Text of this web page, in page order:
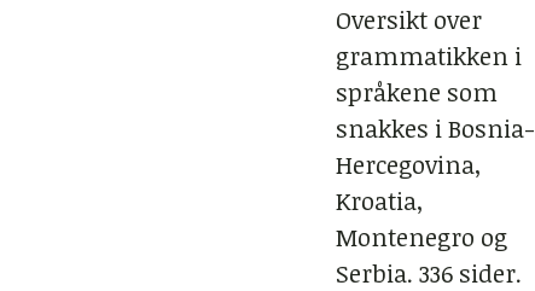
Oversikt over
grammatikken i
språkene som
snakkes i Bosnia-
Hercegovina,
Kroatia,
Montenegro og
Serbia. 336 sider.